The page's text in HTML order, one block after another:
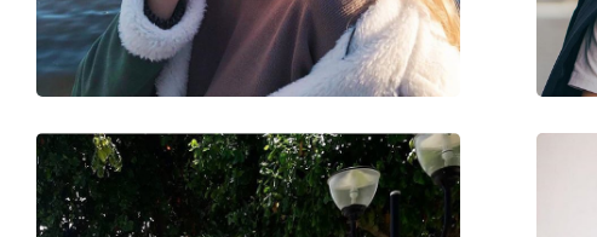
Регулируеми подложки за нос:
Не
Флексибилни панти:
Не
Аксесоари
Кутия:
Да
Кърпичка за почистване:
Да
Други